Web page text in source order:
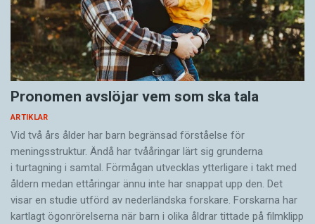
Pronomen avslöjar vem som ska tala
ARTIKLAR
Vid två års ålder har barn begränsad förståelse för
meningsstruktur. Ändå har tvååringar lärt sig grunderna
i turtagning i samtal. Förmågan utvecklas ytterligare i takt med
åldern medan ettåringar ännu inte har snappat upp den. Det
visar en studie utförd av nederländska forskare. Forskarna har
kartlagt ögonrörelserna när barn i olika åldrar tittade på filmklipp